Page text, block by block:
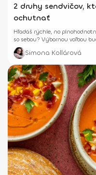
2 druhy sendvičov,
ochutnať
Hľadáš rýchle, no
so sebou? Výbornou voľbou
verziách.
Simona Kollárová